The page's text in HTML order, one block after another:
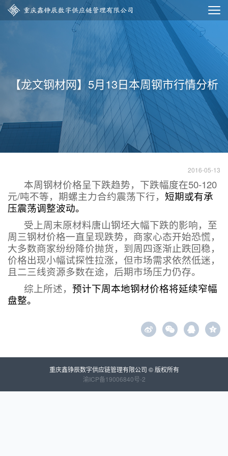
【龙文钢材网】5月13日本周钢市行情分析
2016-05-13
本周钢材价格呈下跌趋势，下跌幅度在50-120
元/吨不等，期螺主力合约震荡下行， 短期或有承
压震荡调整波动。
受上周末原材料唐山钢坯大幅下跌的影响，至
周三钢材价格一直呈现跌势，商家心态开始恐慌，
大多数商家纷纷降价抛货，到周四逐渐止跌回稳，
价格出现小幅试探性拉涨，但市场需求依然低迷，
且二三线资源多数在途，后期市场压力仍存。
综上所述， 预计下周本地钢材价格将延续窄幅
盘整。
z
重庆鑫铮辰数字供应链管理有限公司 © 版权所有
渝ICP备19006840号-2